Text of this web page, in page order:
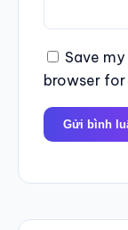
Save
browser